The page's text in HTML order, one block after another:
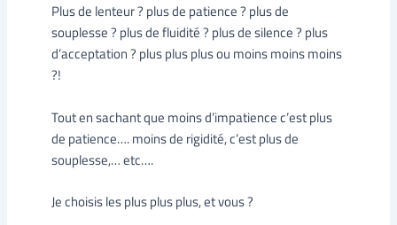
Plus de lenteur ? plus de patience ? plus de
souplesse ? plus de fluidité ? plus de silence ? plus
d’acceptation ? plus plus plus ou moins moins moins
?!
Tout en sachant que moins d’impatience c’est plus
de patience…. moins de rigidité, c’est plus de
souplesse,… etc….
Je choisis les plus plus plus, et vous ?